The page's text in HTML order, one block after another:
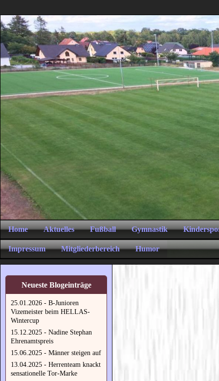
Home Aktuelles Fußball Gymnastik
Impressum Mitgliederbereich Humor
Neueste Blogeinträge
25.01.2026 - B-Junioren
Vizemeister beim HELLAS-
Wintercup
15.12.2025 - Nadine Stephan
Ehrenamtspreis
15.06.2025 - Männer steigen auf
13.04.2025 - Herrenteam knackt
sensationelle Tor-Marke